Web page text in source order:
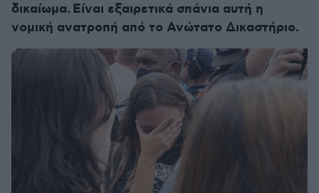
δικαίωμα. Είναι εξαιρετικά σπάνια αυτή η
νομική ανατροπή από το Ανώτατο Δικαστήριο.